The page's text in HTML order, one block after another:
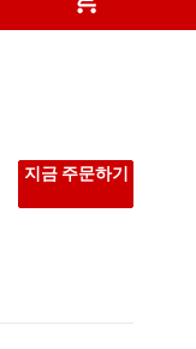
지금 주문하기